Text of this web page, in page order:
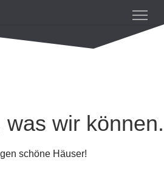
wir können.
schöne Häuser!